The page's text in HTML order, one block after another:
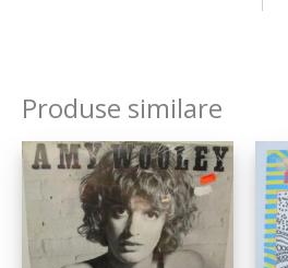
Produse similare